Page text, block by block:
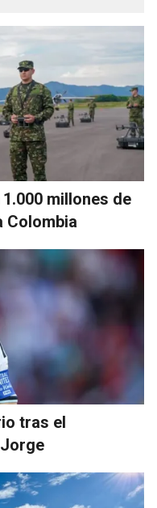
millones de
Colombia
tras el